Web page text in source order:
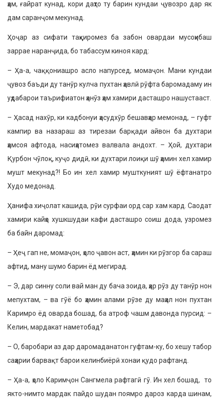
ҳам, ғайрат кунад, кори даҳто ту барин кундаи ҷувозро дар як
дам саранҷом мекунад.
Ҳоҷар аз сифати таҳқиромез ба забон овардаи мусоҳибаш
заррае наранҷида, бо табассум киноя кард:
– Ҳа-а, чаққониашро асло напурсед, момаҷон. Мани кундаи
ҷувоз баъди ду танӯр кулча пухтан ҳавлӣ рӯфта баромадаму ин
уҳдабарои таърифиатон ҳанӯз ҳам хамири дасташро нашустааст.
– Ҳасад нахӯр, ки кадбонуи ҳасудхӯр бешавҳар мемонад, – гуфт
кампир ва назараш аз тирезаи барқади айвон ба духтари
ҳамсоя афтода, насиҳатомез валвала андохт. – Ҳой, духтари
Қурбон чӯлоқ, куҷо дидӣ, ки духтари лоиқи шӯ ҳамин хел хамир
мушт мекунад?! Бо ин хел хамир мушткуният шӯ ёфтанатро
Худо медонад.
Ҳанифа хиҷолат кашида, рӯи сурфаи орд сар хам кард. Саодат
хамири кайҳо хушкшудаи кафи дасташро соиш дода, узромез
ба байн даромад:
– Ҳеҷ гап не, момаҷон, ҳоло ҷавон аст, ҳамин ки рӯзгор ба сараш
афтид, ману шумо барин ёд мегирад.
– Э, дар синну соли вай ман ду бача зоида, ҳар рӯз ду танӯр нон
мепухтам, – ва гӯё бо ҳамин алами рӯзе ду маҳал нон пухтан
Каримро ёд оварда бошад, ба атроф чашм давонда пурсид: –
Келин, мардакат наметобад?
– О, баробари аз дар даромаданатон гуфтам-ку, бо хешу табор
саҳарии барвақт барои келинбиёрӣ хонаи қудо рафтанд.
– Ҳа-а, ҳоло Каримҷон Сангмела рафтагӣ гӯ. Ин хел бошад, то
якто-нимто мардак пайдо шудан поямро дароз карда шинам,